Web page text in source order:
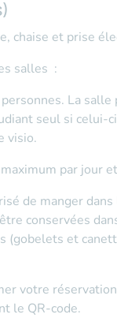
chaise et prise
salles :
La salle
seul si celui-
visio.
par jour
de manger
conservées
(gobelets et
votre
le QR-code.